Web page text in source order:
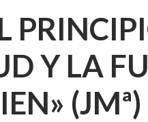
Y LA
(JMª)